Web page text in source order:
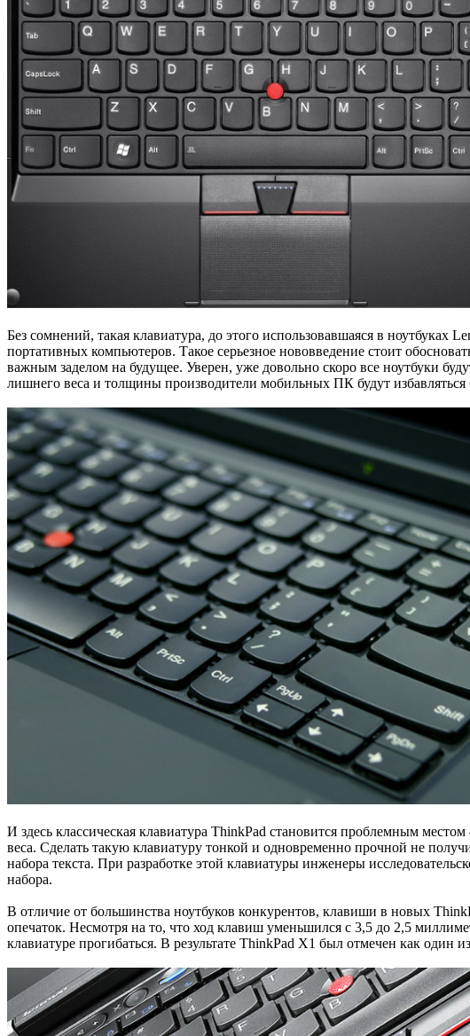
Без сомнений, такая клавиатура, до этого использовавшаяся в ноутбуках
портативных компьютеров. Такое серьезное нововведение стоит
важным заделом на будущее. Уверен, уже довольно скоро все ноутбуки
лишнего веса и толщины производители мобильных ПК будут
И здесь классическая клавиатура ThinkPad становится проблемным
веса. Сделать такую клавиатуру тонкой и одновременно прочной не
набора текста. При разработке этой клавиатуры инженеры
набора.
В отличие от большинства ноутбуков конкурентов, клавиши в новых
опечаток. Несмотря на то, что ход клавиш уменьшился с 3,5 до 2,5
клавиатуре прогибаться. В результате ThinkPad X1 был отмечен как один